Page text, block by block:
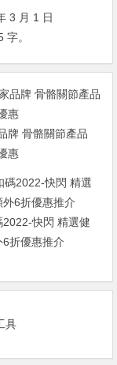
3 月 1 日
字。
牌 骨骼關節產品
惠
2022-快閃 精選健
6折優惠推介
具